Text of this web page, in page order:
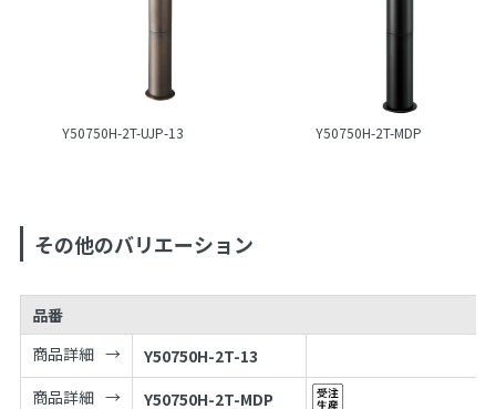
Y50750H-2T-UJP-13 Y50750H-2T-MDP
その他のバリエーション
品番
商品詳細
Y50750H-2T-13
商品詳細
Y50750H-2T-MDP